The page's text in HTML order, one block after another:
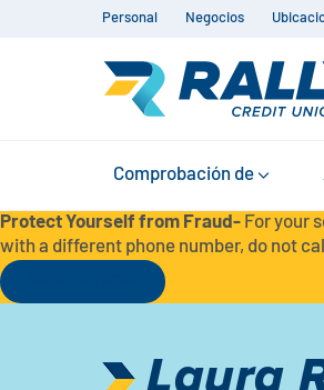
Personal Negocios
Comprobación de
Protect Yourself from Fraud- For your
with a different phone number, do not